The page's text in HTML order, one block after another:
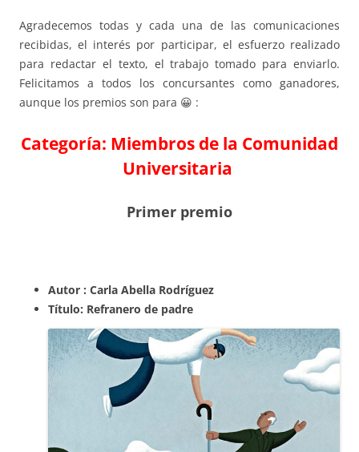
Agradecemos todas y cada una de las comunicaciones
recibidas, el interés por participar, el esfuerzo realizado
para redactar el texto, el trabajo tomado para enviarlo.
Felicitamos a todos los concursantes como ganadores,
aunque los premios son para 😀 :
Categoría: Miembros de la Comunidad
Universitaria
Primer premio
Autor : Carla Abella Rodríguez
Título: Refranero de padre